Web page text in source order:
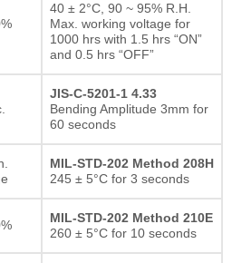
40 ± 2°C, 90 ~ 95% R.H.
Max. working voltage for
1000 hrs with 1.5 hrs “ON”
and 0.5 hrs “OFF”
JIS-C-5201-1 4.33
Bending Amplitude 3mm for
60 seconds
MIL-STD-202 Method 208H
245 ± 5°C for 3 seconds
MIL-STD-202 Method 210E
260 ± 5°C for 10 seconds